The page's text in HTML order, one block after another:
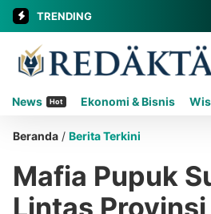
TRENDING
News Hot Ekonomi & Bisnis
Beranda / Berita Terkini
Mafia Pupuk
Lintas Provinsi